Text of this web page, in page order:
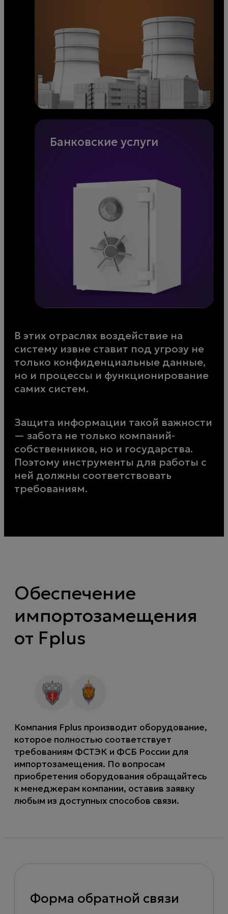
Банковские услуги
В этих отраслях воздействие на
систему извне ставит под угрозу не
только конфиденциальные данные,
но и процессы и функционирование
самих систем.
Защита информации такой важности
— забота не только компаний-
собственников, но и государства.
Поэтому инструменты для работы с
ней должны соответствовать
требованиям.
Обеспечение
импортозамещения
от Fplus
Компания Fplus производит оборудование,
которое полностью соответствует
требованиям ФСТЭК и ФСБ России для
импортозамещения. По вопросам
приобретения оборудования обращайтесь
к менеджерам компании, оставив заявку
любым из доступных способов связи.
Форма обратной связи